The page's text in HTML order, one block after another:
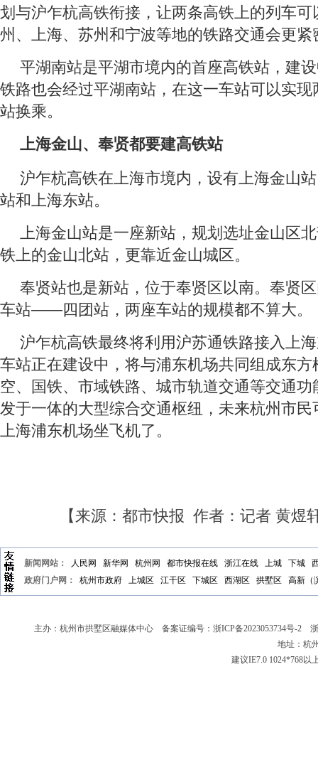
划与沪乍杭高铁衔接，让两条高铁上的列车可
州、上海、苏州和宁波等地的铁路交通会更紧
平湖南站是平湖市境内的首座高铁站，建
铁路也会经过平湖南站，在这一车站可以实
站换乘。
上海金山、奉贤都要建高铁站
沪乍杭高铁在上海市境内，设有上海金山
站和上海东站。
上海金山站是一座新站，规划选址金山区
铁上的金山北站，更靠近金山城区。
奉贤站也是新站，位于奉贤区以南。奉贤
车站——四团站，两座车站的规模都不算大。
沪乍杭高铁最终将利用沪苏通铁路接入上
车站正在建设中，将与浦东机场共同组成东方
空、国铁、市域铁路、城市轨道交通等交通
发于一体的大型综合交通枢纽，未来杭州市
上海浦东机场坐飞机了。
【来源：都市快报 作者：记者 黄煜
新闻网站： 人民网 新华网 杭州网 都市快报在线 浙江在线 上城 下城
政府门户网：
杭州市政府 上城区 江干区 下城区 西湖区 拱墅区 高新（
主办：杭州市拱墅区融媒体中心 备案证编号： 浙ICP备2023053734号-2 浙
地址：杭
建议IE7.0 1024*768